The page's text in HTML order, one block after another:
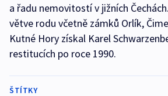
a řadu nemovitostí v jižních
větve rodu včetně zámků Orlík,
Kutné Hory získal Karel
restitucích po roce 1990.
ŠTÍTKY